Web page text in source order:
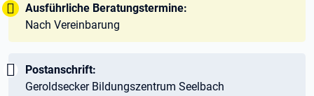
Tipp:
Ausführliche Beratungstermine:
Nach Vereinbarung
Wichtig:
Postanschrift:
Geroldsecker Bildungszentrum Seelbach